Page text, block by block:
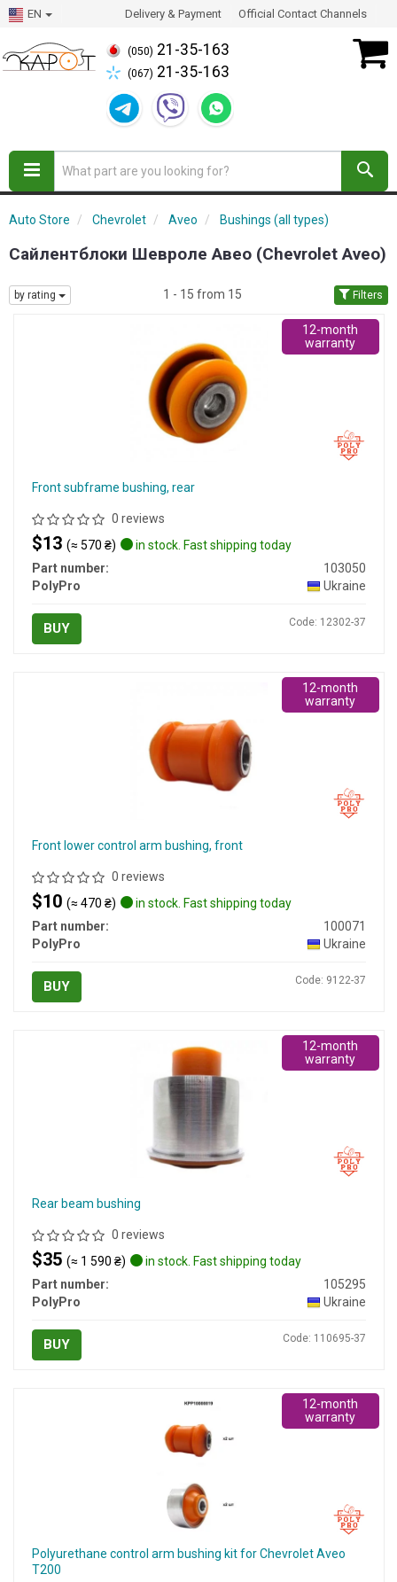
EN Delivery & Payment Official Contact Channels
(050) 21-35-163
(067) 21-35-163
Auto Store Chevrolet Aveo Bushings (all types)
Сайлентблоки Шевроле Авео (Chevrolet Aveo)
by rating 1 - 15 from 15 Filters
Front subframe bushing, rear
0 reviews
$13 (≈ 570 ₴)
in stock. Fast shipping today
Part number:
103050
PolyPro
Ukraine
BUY Code: 12302-37
12-month
warranty
Front lower control arm bushing, front
0 reviews
$10 (≈ 470 ₴)
in stock. Fast shipping today
Part number:
100071
PolyPro
Ukraine
BUY Code: 9122-37
12-month
warranty
Rear beam bushing
0 reviews
$35 (≈ 1 590 ₴)
in stock. Fast shipping today
Part number:
105295
PolyPro
Ukraine
BUY Code: 110695-37
12-month
warranty
Polyurethane control arm bushing kit for Chevrolet Aveo
T200
12-month
warranty